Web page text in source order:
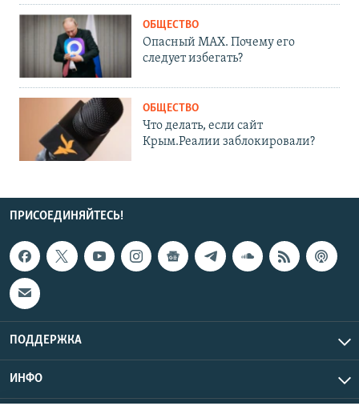
ОБЩЕСТВО
Опасный MAX. Почему его
следует избегать?
ОБЩЕСТВО
Что делать, если сайт
Крым.Реалии заблокировали?
ПРИСОЕДИНЯЙТЕСЬ!
ПОДДЕРЖКА
ИНФО